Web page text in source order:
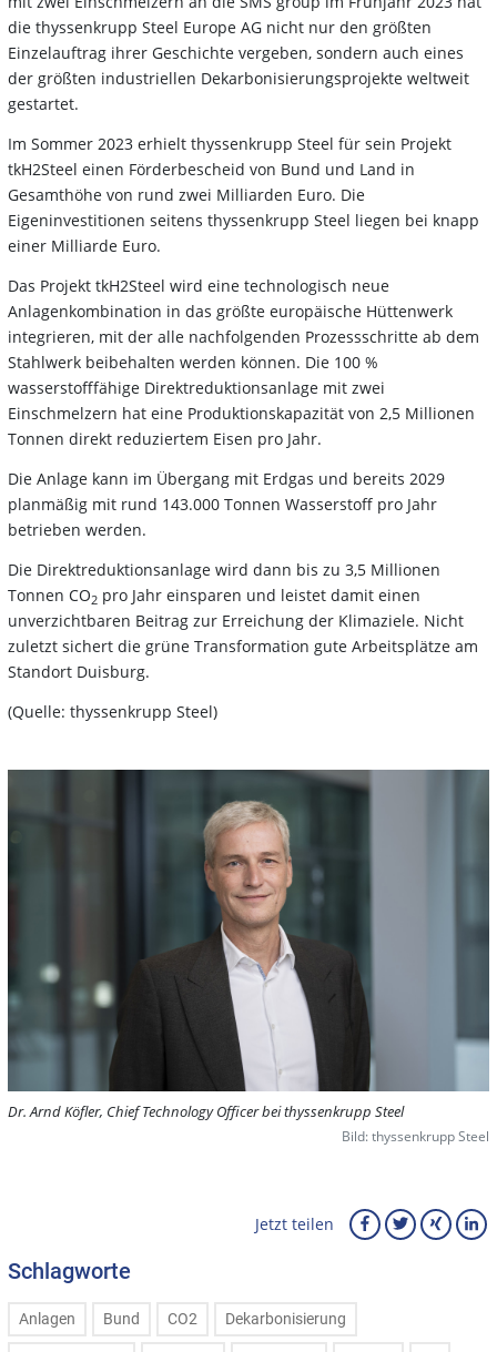
die thyssenkrupp Steel Europe AG nicht nur den größten
Einzelauftrag ihrer Geschichte vergeben, sondern auch eines
der größten industriellen Dekarbonisierungsprojekte weltweit
gestartet.
Im Sommer 2023 erhielt thyssenkrupp Steel für sein Projekt
tkH2Steel einen Förderbescheid von Bund und Land in
Gesamthöhe von rund zwei Milliarden Euro. Die
Eigeninvestitionen seitens thyssenkrupp Steel liegen bei knapp
einer Milliarde Euro.
Das Projekt tkH2Steel wird eine technologisch neue
Anlagenkombination in das größte europäische Hüttenwerk
integrieren, mit der alle nachfolgenden Prozessschritte ab dem
Stahlwerk beibehalten werden können. Die 100 %
wasserstofffähige Direktreduktionsanlage mit zwei
Einschmelzern hat eine Produktionskapazität von 2,5 Millionen
Tonnen direkt reduziertem Eisen pro Jahr.
Die Anlage kann im Übergang mit Erdgas und bereits 2029
planmäßig mit rund 143.000 Tonnen Wasserstoff pro Jahr
betrieben werden.
Die Direktreduktionsanlage wird dann bis zu 3,5 Millionen
Tonnen CO2 pro Jahr einsparen und leistet damit einen
unverzichtbaren Beitrag zur Erreichung der Klimaziele. Nicht
zuletzt sichert die grüne Transformation gute Arbeitsplätze am
Standort Duisburg.
(Quelle: thyssenkrupp Steel)
Dr. Arnd Köfler, Chief Technology Officer bei thyssenkrupp Steel
Bild: thyssenkrupp Steel
Jetzt teilen
Schlagworte
Anlagen Bund CO2 Dekarbonisierung